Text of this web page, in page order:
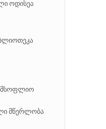
ოდისეა
მსოფლიო
მწერლობა